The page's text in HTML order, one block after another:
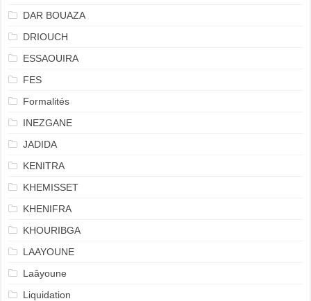
DAR BOUAZA
DRIOUCH
ESSAOUIRA
FES
Formalités
INEZGANE
JADIDA
KENITRA
KHEMISSET
KHENIFRA
KHOURIBGA
LAAYOUNE
Laâyoune
Liquidation